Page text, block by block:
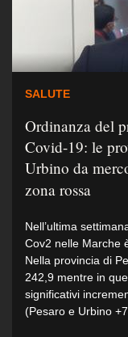
SALUTE
Ordinanza del
Covid-19: le
Urbino da
zona rossa
Nell’ultima
Cov2 nelle Marche
Nella provincia di
242,9 mentre in
significativi
(Pesaro e Urbino